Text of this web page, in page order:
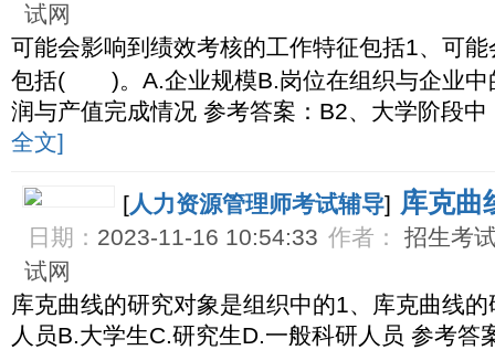
试网
可能会影响到绩效考核的工作特征包括1、可
包括( )。A.企业规模B.岗位在组织与企业中
润与产值完成情况 参考答案：B2、大学阶段
全文]
[人力资源管理师考试辅导] 库克曲
日期： 2023-11-16 10:54:33 作者：
招生考
试网
库克曲线的研究对象是组织中的1、库克曲线
人员B.大学生C.研究生D.一般科研人员 参考答